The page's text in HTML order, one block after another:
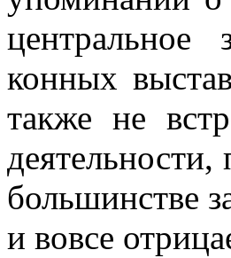
конных
также не
большинстве
и вовсе